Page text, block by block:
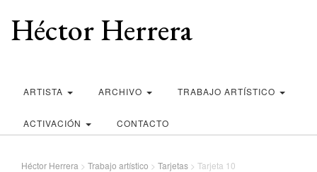
Héctor Herrera
ARTISTA ARCHIVO TRABAJO ARTÍSTICO
ACTIVACIÓN CONTACTO
Héctor Herrera > Trabajo artístico > Tarjetas > Tarjeta 10